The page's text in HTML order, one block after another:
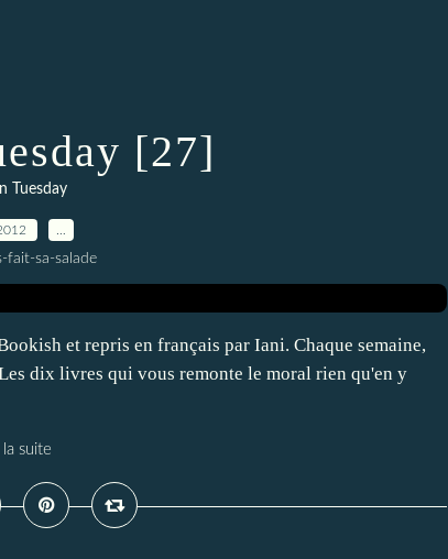
[27]
Tuesday
fait-sa-salade
et repris en français par Iani. Chaque semaine,
dix livres qui vous remonte le moral rien qu'en y
la suite